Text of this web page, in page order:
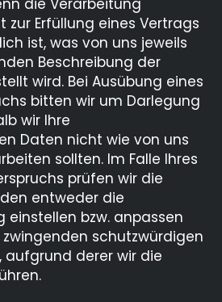
die Verarbeitung
zur Erfüllung eines Vertrags
ist, was von uns jeweils
Beschreibung der
wird. Bei Ausübung eines
bitten wir um Darlegung
wir Ihre
Daten nicht wie von uns
sollten. Im Falle Ihres
prüfen wir die
entweder die
einstellen bzw. anpassen
schutzwürdigen
aufgrund derer wir die